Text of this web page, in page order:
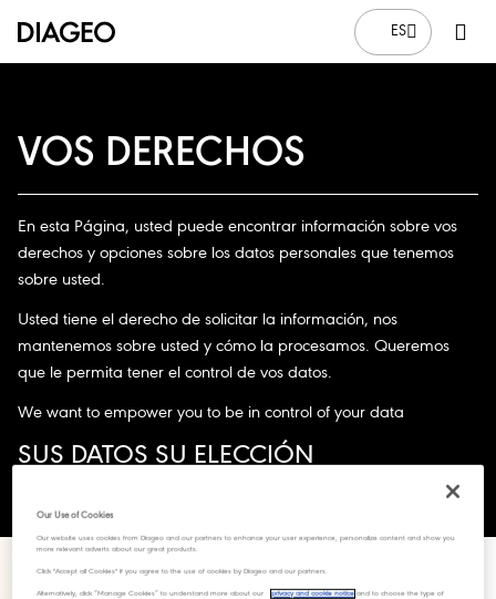
ES
VOS DERECHOS
En esta Página, usted puede encontrar información sobre vos
derechos y opciones sobre los datos personales que tenemos
sobre usted.
Usted tiene el derecho de solicitar la información, nos
mantenemos sobre usted y cómo la procesamos. Queremos
que le permita tener el control de vos datos.
We want to empower you to be in control of your data
SUS DATOS SU ELECCIÓN
Our Use of Cookies
Our website uses cookies from Diageo and our partners to enhance your user experience, personalize content and show you
more relevant adverts about our great products.
Click "Accept all Cookies" if you agree to the use of cookies by Diageo and our partners.
Alternatively, click “Manage Cookies” to understand more about our privacy and cookie notice and to choose the type of